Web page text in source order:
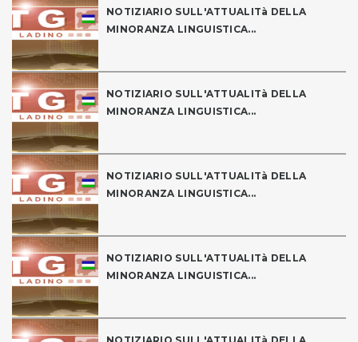
NOTIZIARIO SULL'ATTUALITà DELLA
MINORANZA LINGUISTICA...
NOTIZIARIO SULL'ATTUALITà DELLA
MINORANZA LINGUISTICA...
NOTIZIARIO SULL'ATTUALITà DELLA
MINORANZA LINGUISTICA...
NOTIZIARIO SULL'ATTUALITà DELLA
MINORANZA LINGUISTICA...